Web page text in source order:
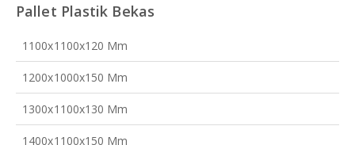
Pallet Plastik Bekas
1100x1100x120 Mm
1200x1000x150 Mm
1300x1100x130 Mm
1400x1100x150 Mm